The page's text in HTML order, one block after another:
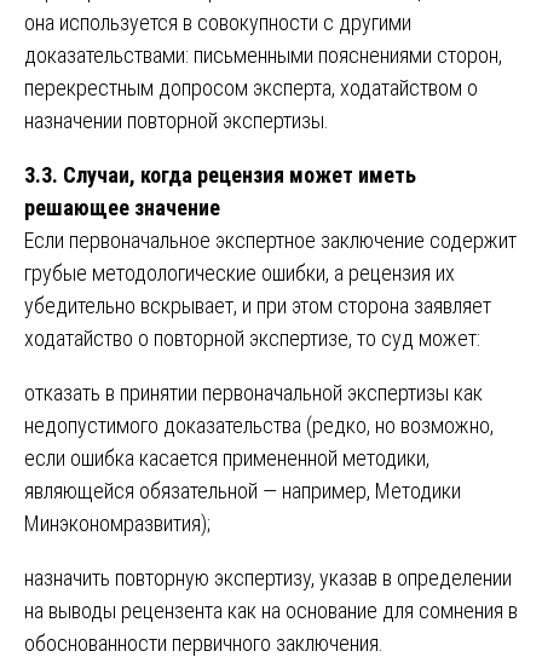
она используется в совокупности с другими
доказательствами: письменными пояснениями сторон,
перекрестным допросом эксперта, ходатайством о
назначении повторной экспертизы.
3.3. Случаи, когда рецензия может иметь
решающее значение
Если первоначальное экспертное заключение содержит
грубые методологические ошибки, а рецензия их
убедительно вскрывает, и при этом сторона заявляет
ходатайство о повторной экспертизе, то суд может:
отказать в принятии первоначальной экспертизы как
недопустимого доказательства (редко, но возможно,
если ошибка касается примененной методики,
являющейся обязательной — например, Методики
Минэкономразвития);
назначить повторную экспертизу, указав в определении
на выводы рецензента как на основание для сомнения в
обоснованности первичного заключения.